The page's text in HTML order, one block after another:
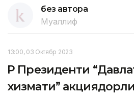
без автора
Муаллиф
13:00, 03 Октябр 2023
ҚР Президенти
хизмати”